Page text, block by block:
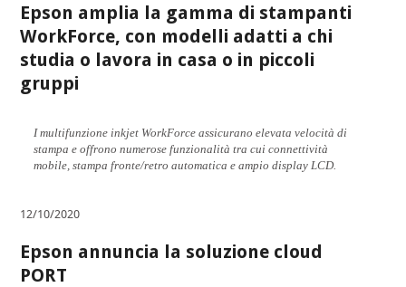
Epson amplia la gamma di stampanti
WorkForce, con modelli adatti a chi
studia o lavora in casa o in piccoli
gruppi
I multifunzione inkjet WorkForce assicurano elevata velocità di
stampa e offrono numerose funzionalità tra cui connettività
mobile, stampa fronte/retro automatica e ampio display LCD.
12/10/2020
Epson annuncia la soluzione cloud
PORT